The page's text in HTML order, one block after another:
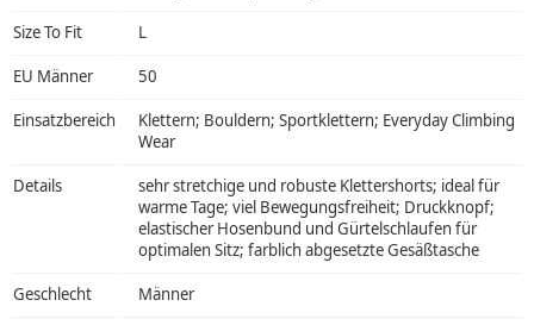
Size To Fit L
EU Männer 50
Einsatzbereich
Klettern; Bouldern; Sportklettern; Everyday Climbing
Wear
Details
sehr stretchige und robuste Klettershorts; ideal für
warme Tage; viel Bewegungsfreiheit; Druckknopf;
elastischer Hosenbund und Gürtelschlaufen für
optimalen Sitz; farblich abgesetzte Gesäßtasche
Geschlecht Männer